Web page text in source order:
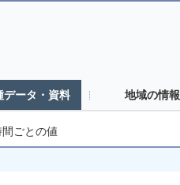
データ・資料 地域の情報
間ごとの値